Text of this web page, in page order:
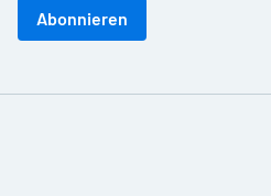
Abonnieren